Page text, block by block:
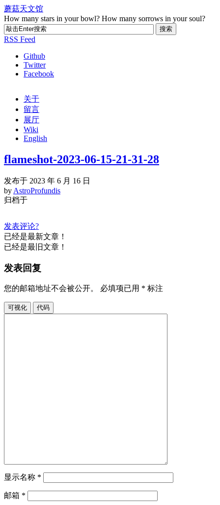
蘑菇天文馆
How many stars in your bowl? How many sorrows in your soul?
RSS Feed
Github
Twitter
Facebook
关于
留言
展厅
Wiki
English
flameshot-2023-06-15-21-31-28
发布于 2023 年 6 月 16 日
by AstroProfundis
归档于
发表评论?
已经是最新文章！
已经是最旧文章！
发表回复
您的邮箱地址不会被公开。 必填项已用 * 标注
可视化 代码
显示名称 *
邮箱 *